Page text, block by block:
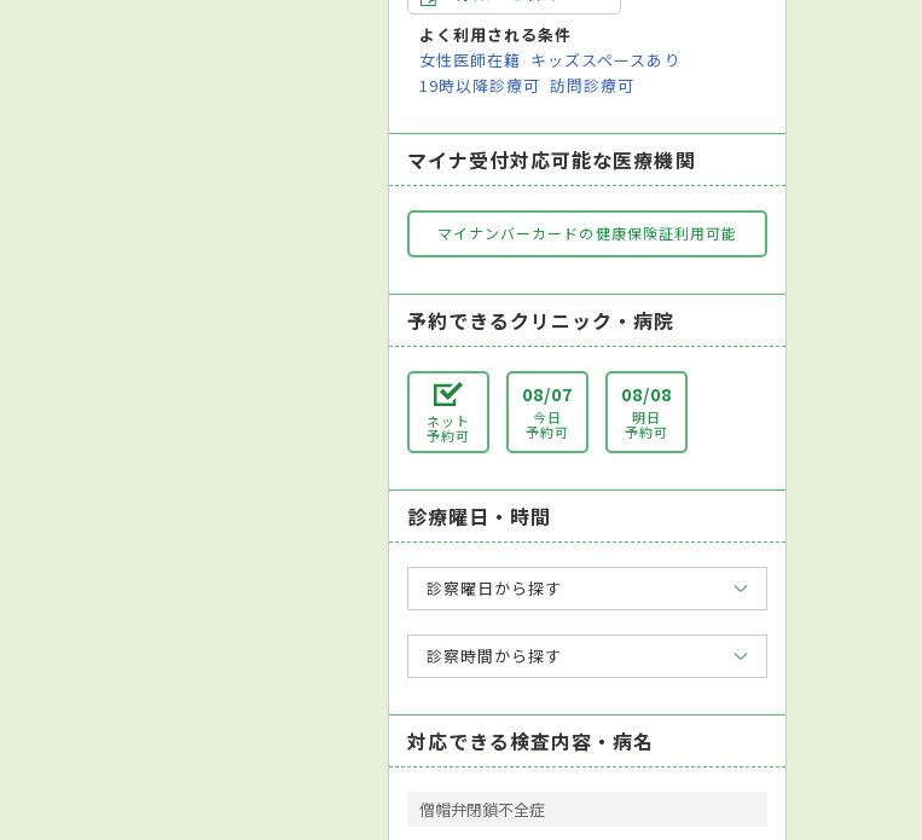
よく利用される条件
女性医師在籍 キッズスペースあり
19時以降診療可 訪問診療可
マイナ受付対応可能な医療機関
マイナンバーカードの健康保険証利用可能
予約できるクリニック・病院
ネット
予約可
08/07
今日
予約可
08/08
明日
予約可
診療曜日・時間
診察曜日から探す
診察時間から探す
対応できる検査内容・病名
僧帽弁閉鎖不全症